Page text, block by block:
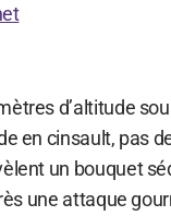
d’altitude
en cinsault, pas
un bouquet
une attaque